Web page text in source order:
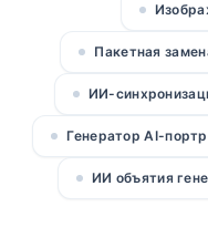
Пакетная
ИИ-
Генератор AI-
ИИ объятия